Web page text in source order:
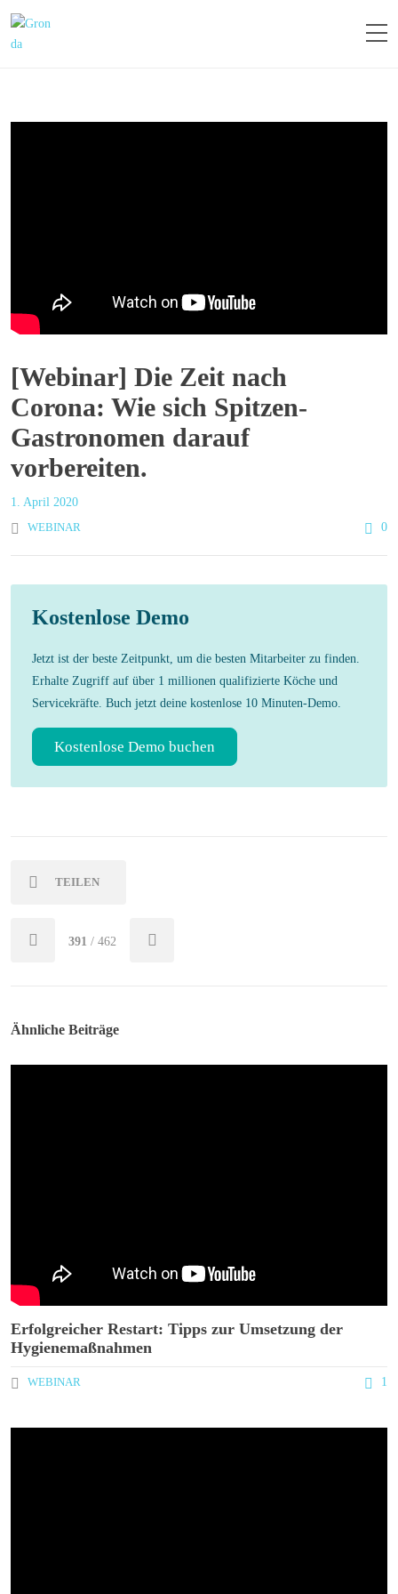
[Webinar] Die Zeit nach
Corona: Wie sich Spitzen-
Gastronomen darauf
vorbereiten.
1. April 2020
WEBINAR
0
Kostenlose Demo
Jetzt ist der beste Zeitpunkt, um die besten Mitarbeiter zu finden.
Erhalte Zugriff auf über 1 millionen qualifizierte Köche und
Servicekräfte. Buch jetzt deine kostenlose 10 Minuten-Demo.
Kostenlose Demo buchen
TEILEN
391 / 462
Ähnliche Beiträge
Erfolgreicher Restart: Tipps zur Umsetzung der
Hygienemaßnahmen
WEBINAR 1